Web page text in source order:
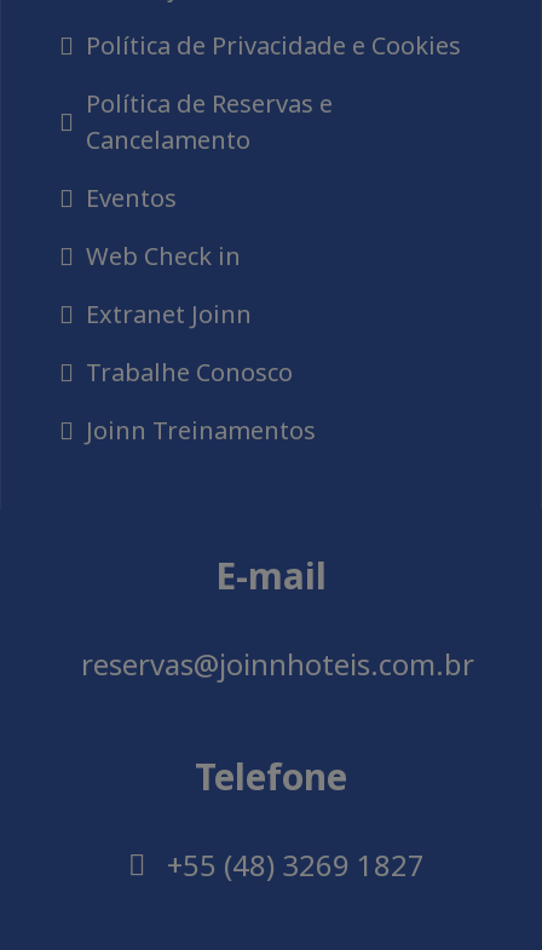
Política de Privacidade e Cookies
Política de Reservas e
Cancelamento
Eventos
Web Check in
Extranet Joinn
Trabalhe Conosco
Joinn Treinamentos
E-mail
reservas@joinnhoteis.com.br
Telefone
+55 (48) 3269 1827